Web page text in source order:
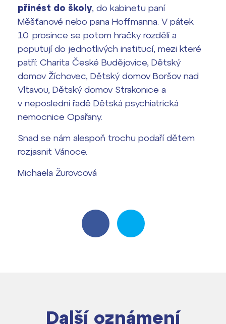
přinést do školy, do kabinetu paní
Měšťanové nebo pana Hoffmanna. V pátek
10. prosince se potom hračky rozdělí a
poputují do jednotlivých institucí, mezi které
patří: Charita České Budějovice, Dětský
domov Žíchovec, Dětský domov Boršov nad
Vltavou, Dětský domov Strakonice a
v neposlední řadě Dětská psychiatrická
nemocnice Opařany.
Snad se nám alespoň trochu podaří dětem
rozjasnit Vánoce.
Michaela Žurovcová
Další oznámení